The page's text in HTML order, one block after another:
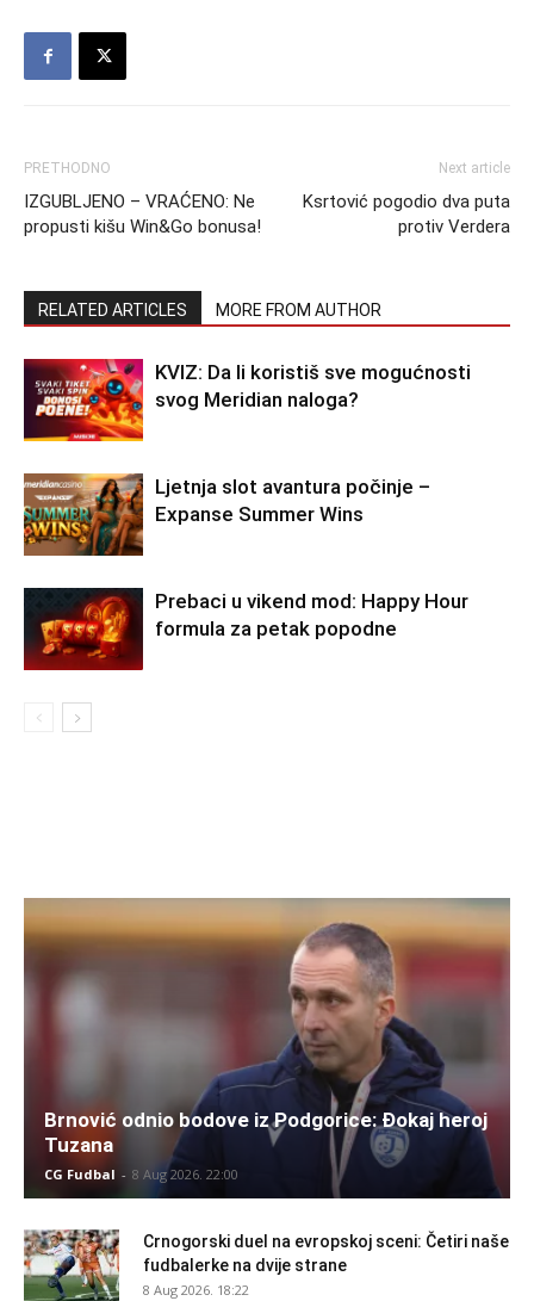
PRETHODNO
IZGUBLJENO – VRAĆENO: Ne
propusti kišu Win&Go bonusa!
Next article
Ksrtović pogodio dva puta
protiv Verdera
RELATED ARTICLES MORE FROM AUTHOR
KVIZ: Da li koristiš sve mogućnosti
svog Meridian naloga?
Ljetnja slot avantura počinje –
Expanse Summer Wins
Prebaci u vikend mod: Happy Hour
formula za petak popodne
Brnović odnio bodove iz Podgorice: Đokaj heroj
Tuzana
CG Fudbal - 8 Aug 2026. 22:00
Crnogorski duel na evropskoj sceni: Četiri naše
fudbalerke na dvije strane
8 Aug 2026. 18:22